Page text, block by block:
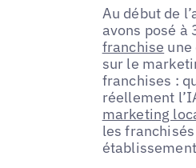
Au début de
avons posé à
franchise
sur le
franchises :
réellement
marketing
les